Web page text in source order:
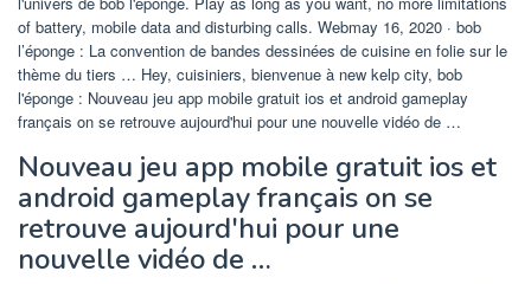
of battery, mobile data and disturbing calls. Webmay 16, 2020 · bob
l’éponge : La convention de bandes dessinées de cuisine en folie sur le
thème du tiers … Hey, cuisiniers, bienvenue à new kelp city, bob
l'éponge : Nouveau jeu app mobile gratuit ios et android gameplay
français on se retrouve aujourd'hui pour une nouvelle vidéo de …
Nouveau jeu app mobile gratuit ios et
android gameplay français on se
retrouve aujourd'hui pour une
nouvelle vidéo de …